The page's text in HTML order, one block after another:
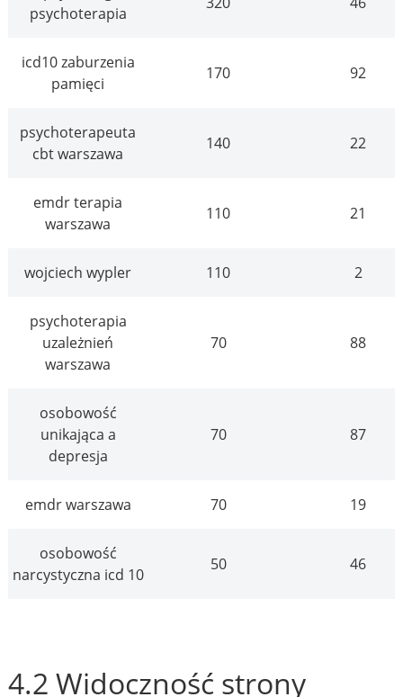
psychoterapia
icd10 zaburzenia
pamięci
170 92
psychoterapeuta
cbt warszawa
140 22
emdr terapia
warszawa
110 21
wojciech wypler 110 2
psychoterapia
uzależnień
warszawa
70 88
osobowość
unikająca a
depresja
70 87
emdr warszawa 70 19
osobowość
narcystyczna icd 10
50 46
4.2 Widoczność strony